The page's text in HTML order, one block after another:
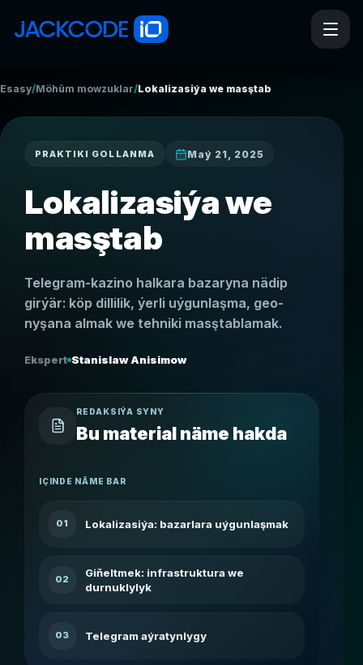
Esasy/Möhüm mowzuklar/Lokalizasiýa we masştab
PRAKTIKI GOLLANMA Maý 21, 2025
Lokalizasiýa we
masştab
Telegram-kazino halkara bazaryna nädip
girýär: köp dillilik, ýerli uýgunlaşma, geo-
nyşana almak we tehniki masştablamak.
Ekspert Stanislaw Anisimow
REDAKSIÝA SYNY
Bu material näme hakda
IÇINDE NÄME BAR
01 Lokalizasiýa: bazarlara uýgunlaşmak
02
Giňeltmek: infrastruktura we
durnuklylyk
03 Telegram aýratynlygy